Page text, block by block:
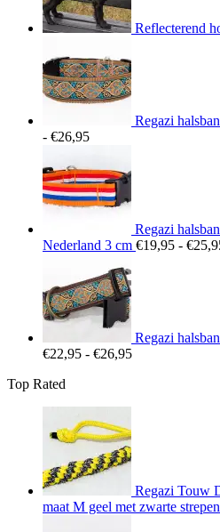
Reflecterend
Regazi
- €26,95Prijsklasse:
tot
€26,95
Regazi
Nederland 3 cm €19,95 - €
Regazi
€22,95 - €26,95Prijsklasse:
Top Rated
Regazi Touw
maat M geel met zwarte strepen